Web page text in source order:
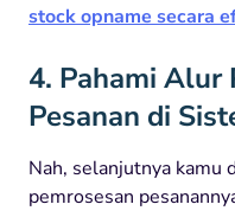
stock opname secara
4. Pahami Alur
Pesanan di
Nah, selanjutnya kamu
pemrosesan